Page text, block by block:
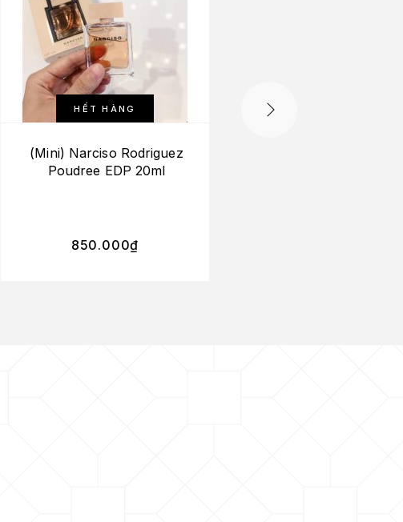
HẾT HÀNG
(Mini) Narciso Rodriguez
Poudree EDP 20ml
850.000₫